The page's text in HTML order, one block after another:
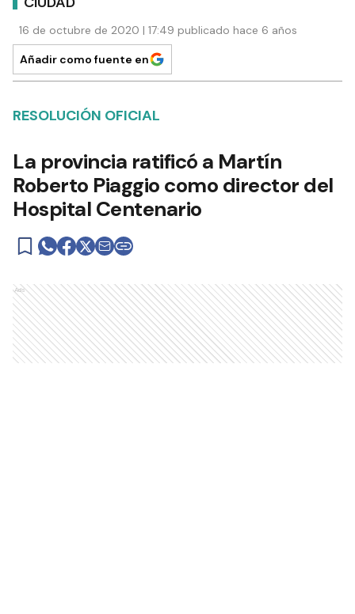
16 de octubre de 2020 | 17:49 publicado hace 6 años
Añadir como fuente en
RESOLUCIÓN OFICIAL
La provincia ratificó a Martín
Roberto Piaggio como director del
Hospital Centenario
Ads